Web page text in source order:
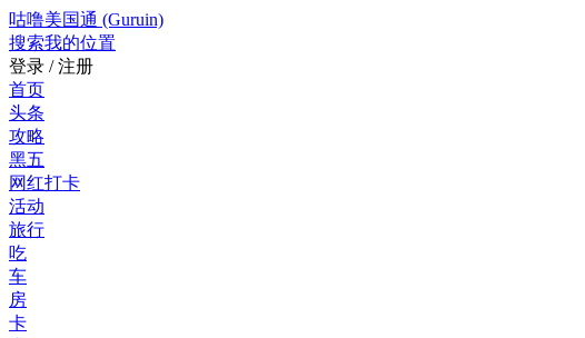
咕噜美国通 (Guruin)
搜索我的位置
登录 / 注册
首页
头条
攻略
黑五
网红打卡
活动
旅行
吃
车
房
卡